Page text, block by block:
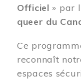
Officiel » par
queer du
Ce
reconnaît
espaces